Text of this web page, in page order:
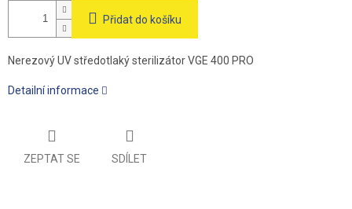
Přidat do košíku
Nerezový UV středotlaký sterilizátor VGE 400 PRO
Detailní informace
ZEPTAT SE SDÍLET